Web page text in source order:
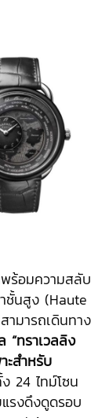
ร้อมความสลับ
ชั้นสูง (Haute
ามารถเดินทาง
“ทราเวลลิง
ะสำหรับ
24 ไทม์โซน
รงดึงดูดรอบ